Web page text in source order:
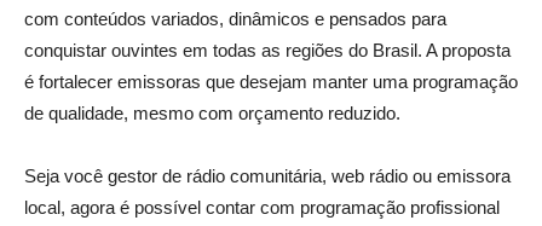
com conteúdos variados, dinâmicos e pensados para
conquistar ouvintes em todas as regiões do Brasil. A proposta
é fortalecer emissoras que desejam manter uma programação
de qualidade, mesmo com orçamento reduzido.
Seja você gestor de rádio comunitária, web rádio ou emissora
local, agora é possível contar com programação profissional